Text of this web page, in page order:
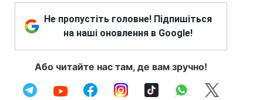
Не пропустіть головне! Підпишіться
на наші оновлення в Google!
Або читайте нас там, де вам зручно!